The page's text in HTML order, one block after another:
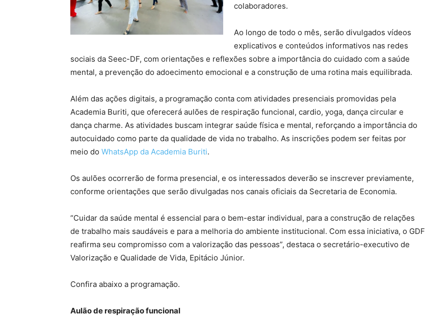
colaboradores.
Ao longo de todo o mês, serão divulgados vídeos
explicativos e conteúdos informativos nas redes
sociais da Seec-DF, com orientações e reflexões sobre a importância do cuidado com a saúde
mental, a prevenção do adoecimento emocional e a construção de uma rotina mais equilibrada.
Além das ações digitais, a programação conta com atividades presenciais promovidas pela
Academia Buriti, que oferecerá aulões de respiração funcional, cardio, yoga, dança circular e
dança charme. As atividades buscam integrar saúde física e mental, reforçando a importância do
autocuidado como parte da qualidade de vida no trabalho. As inscrições podem ser feitas por
meio do WhatsApp da Academia Buriti.
Os aulões ocorrerão de forma presencial, e os interessados deverão se inscrever previamente,
conforme orientações que serão divulgadas nos canais oficiais da Secretaria de Economia.
“Cuidar da saúde mental é essencial para o bem-estar individual, para a construção de relações
de trabalho mais saudáveis e para a melhoria do ambiente institucional. Com essa iniciativa, o GDF
reafirma seu compromisso com a valorização das pessoas”, destaca o secretário-executivo de
Valorização e Qualidade de Vida, Epitácio Júnior.
Confira abaixo a programação.
Aulão de respiração funcional